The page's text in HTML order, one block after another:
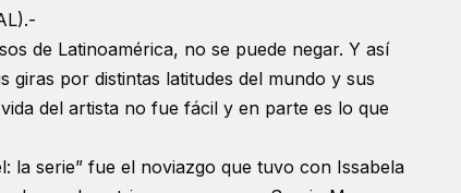
de Latinoamérica, no se puede negar. Y así
giras por distintas latitudes del mundo y sus
del artista no fue fácil y en parte es lo que
la serie” fue el noviazgo que tuvo con Issabela